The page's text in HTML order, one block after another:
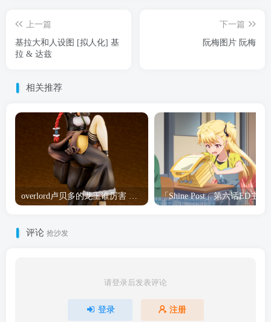
上一篇
基拉大和人设图 [拟人化] 基
拉 & 达兹
下一篇
阮梅图片 阮梅
相关推荐
overlord卢贝多的龙王谁厉害 「Overlord」露普斯蕾琪娜·贝塔手办开订
评论 抢沙发
请登录后发表评论
登录 注册